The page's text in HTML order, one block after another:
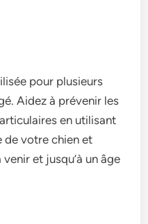
pour plusieurs
Aidez à prévenir les
en utilisant
de votre chien et
et jusqu’à un âge